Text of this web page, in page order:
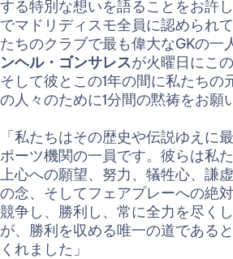
する特別な想いを語ることをお許
でマドリディスモ全員に認められ
たちのクラブで最も偉大なGKの一
ンヘル・ゴンサレスが火曜日にこ
そして彼とこの1年の間に私たちの
の人々のために1分間の黙祷をお願
「私たちはその歴史や伝説ゆえに
ポーツ機関の一員です。彼らは私
上心への願望、努力、犠牲心、謙
の念、そしてフェアプレーへの絶
競争し、勝利し、常に全力を尽く
が、勝利を収める唯一の道である
くれました」